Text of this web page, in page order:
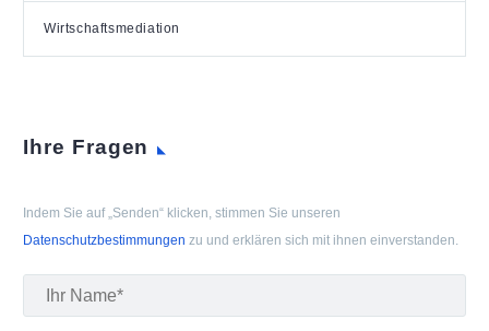
Wirtschaftsmediation
Ihre Fragen
Indem Sie auf „Senden“ klicken, stimmen Sie unseren
Datenschutzbestimmungen zu und erklären sich mit ihnen einverstanden.